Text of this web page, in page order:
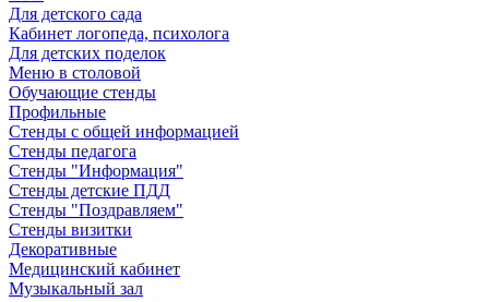
Для детского сада
Кабинет логопеда, психолога
Для детских поделок
Меню в столовой
Обучающие стенды
Профильные
Стенды с общей информацией
Стенды педагога
Стенды "Информация"
Стенды детские ПДД
Стенды "Поздравляем"
Стенды визитки
Декоративные
Медицинский кабинет
Музыкальный зал